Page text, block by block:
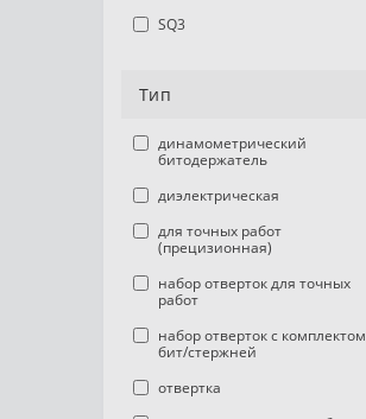
SQ3
Тип
динамометрический
битодержатель
диэлектрическая
для точных работ
(прецизионная)
набор отверток для точных
работ
набор отверток с комплектом
бит/стержней
отвертка